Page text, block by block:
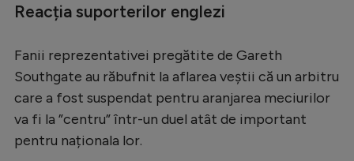
Reacția suporterilor englezi
Fanii reprezentativei pregătite de Gareth
Southgate au răbufnit la aflarea veștii că un arbitru
care a fost suspendat pentru aranjarea meciurilor
va fi la ”centru” într-un duel atât de important
pentru naționala lor.